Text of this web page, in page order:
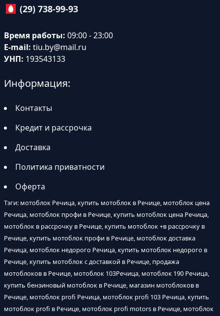
(29) 738-99-93
Время работы: 09:00 - 23:00
E-mail: tiu.by@mail.ru
УНП: 193543133
Информация:
Контакты
Кредит и рассрочка
Доставка
Политика приватности
Оферта
Тэги: мотоблок Речица, купить мотоблок в Речице, мотоблок цена
Речица, мотоблок профи в Речице, купить мотоблок цена Речица,
мотоблок в рассрочку в Речице, купить мотоблок +в рассрочку в
Речице, купить мотоблок профи в Речице, мотоблок доставка
Речица, мотоблок недорого Речица, купить мотоблок недорого в
Речице, купить мотоблок с доставкой в Речице, продажа
мотоблоков в Речице, мотоблок 103Речица, мотоблок 190 Речица,
купить бензиновый мотоблок в Речице, магазин мотоблоков в
Речице, мотоблок profi Речица, мотоблок profi 103 Речица, купить
мотоблок profi в Речице, мотоблок profi motors в Речице, мотоблок